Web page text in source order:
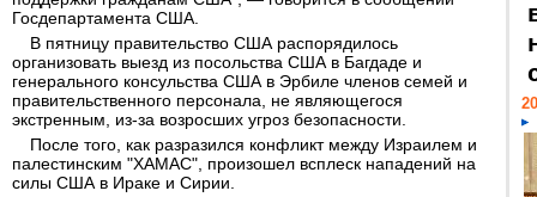
Госдепартамента США.
В пятницу правительство США распорядилось
организовать выезд из посольства США в Багдаде и
генерального консульства США в Эрбиле членов семей и
правительственного персонала, не являющегося
экстренным, из-за возросших угроз безопасности.
После того, как разразился конфликт между Израилем и
палестинским "ХАМАС", произошел всплеск нападений на
силы США в Ираке и Сирии.